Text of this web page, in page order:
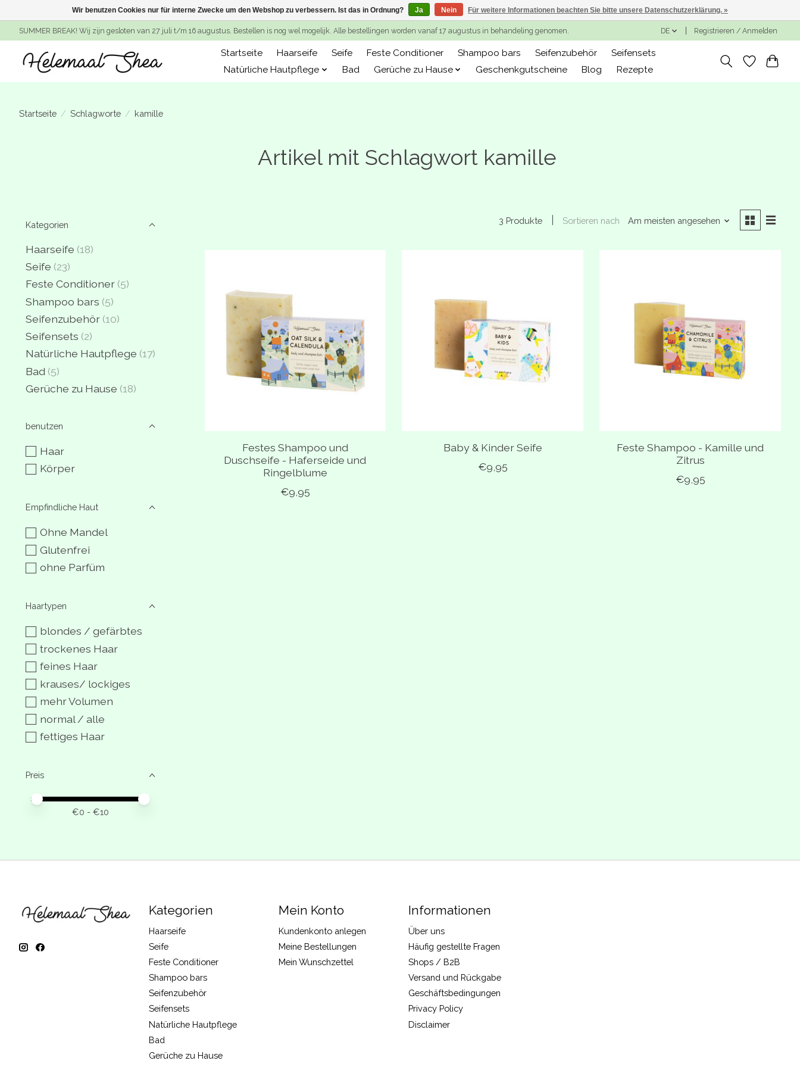
SUMMER BREAK! Wij zijn gesloten van 27 juli t/m 16 augustus. Bestellen is nog wel mogelijk. Alle bestellingen worden vanaf 17 augustus in behandeling genomen. DE Registrieren / Anmelden
Startseite Haarseife Seife Feste Conditioner Shampoo bars Seifenzubehör
Seifensets
Natürliche Hautpflege
Bad Gerüche zu Hause Geschenkgutscheine Blog Rezepte
Startseite / Schlagworte / kamille
Artikel mit Schlagwort kamille
Kategorien
Haarseife (18)
Seife (23)
Feste Conditioner (5)
Shampoo bars (5)
Seifenzubehör (10)
Seifensets (2)
Natürliche Hautpflege (17)
Bad (5)
Gerüche zu Hause (18)
benutzen
Haar
Körper
Empfindliche Haut
Ohne Mandel
Glutenfrei
ohne Parfüm
Haartypen
blondes / gefärbtes
trockenes Haar
feines Haar
krauses/ lockiges
mehr Volumen
normal / alle
fettiges Haar
Preis
Preis – Mindestwert
Price maximum value
€0 - €10
3 Produkte Sortieren nach Am meisten angesehen
Festes Shampoo und
Duschseife - Haferseide und
Ringelblume
€9,95
Baby & Kinder Seife
€9,95
Feste Shampoo - Kamille und
Zitrus
€9,95
Kategorien
Haarseife
Seife
Feste Conditioner
Shampoo bars
Seifenzubehör
Seifensets
Natürliche Hautpflege
Bad
Gerüche zu Hause
Mein Konto
Kundenkonto anlegen
Meine Bestellungen
Mein Wunschzettel
Informationen
Über uns
Häufig gestellte Fragen
Shops / B2B
Versand und Rückgabe
Geschäftsbedingungen
Privacy Policy
Disclaimer
Wir benutzen Cookies nur für interne Zwecke um den Webshop zu verbessern. Ist das in Ordnung? Ja Nein Für weitere Informationen beachten Sie bitte unsere Datenschutzerklärung. »